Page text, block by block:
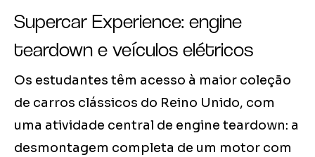
Supercar Experience: engine
teardown e veículos elétricos
Os estudantes têm acesso à maior coleção
de carros clássicos do Reino Unido, com
uma atividade central de engine teardown: a
desmontagem completa de um motor com